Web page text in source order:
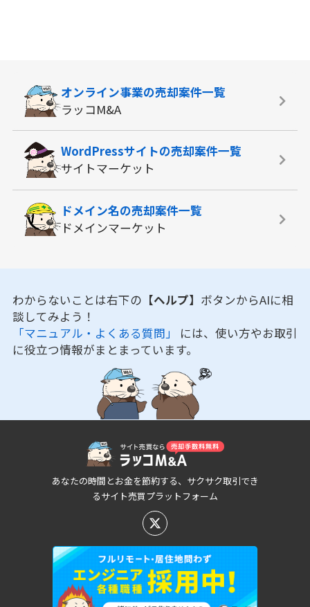
オンライン事業の売却案件一覧
ラッコM&A
WordPressサイトの売却案件一覧
サイトマーケット
ドメイン名の売却案件一覧
ドメインマーケット
わからないことは右下の 【ヘルプ】 ボタンからAIに相
談してみよう！
「マニュアル・よくある質問」 には、使い方やお取引
に役立つ情報がまとまっています。
あなたの時間とお金を節約する、サクサク取引でき
るサイト売買プラットフォーム